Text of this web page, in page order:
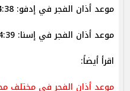
موعد أذان الفجر في إدفو: 4:38 ص
موعد أذان الفجر في إسنا: 4:39 ص
اقرأ أيضاً: